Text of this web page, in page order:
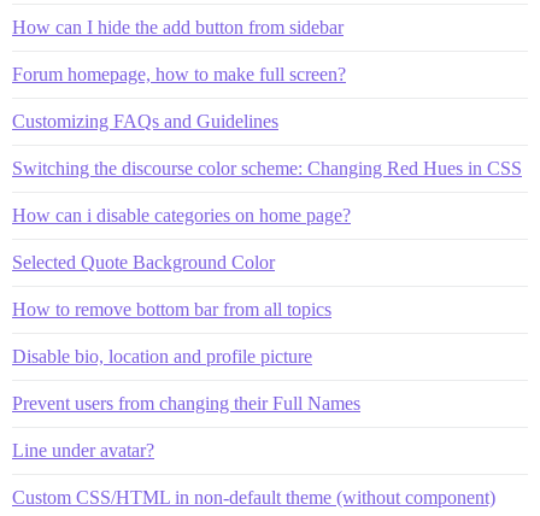
How can I hide the add button from sidebar
Forum homepage, how to make full screen?
Customizing FAQs and Guidelines
Switching the discourse color scheme: Changing Red Hues in CSS
How can i disable categories on home page?
Selected Quote Background Color
How to remove bottom bar from all topics
Disable bio, location and profile picture
Prevent users from changing their Full Names
Line under avatar?
Custom CSS/HTML in non-default theme (without component)